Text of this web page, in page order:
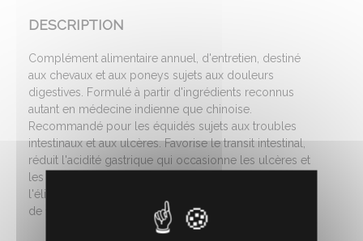
DESCRIPTION
Complément alimentaire annuel, d'entretien, destiné
aux chevaux et aux poneys sujets aux douleurs
digestives. Formulé à partir d'ingrédients reconnus
autant en médecine indienne que chinoise.
Recommandé pour les équidés sujets aux troubles
intestinaux et aux ulcères. Favorise le transit intestinal,
réduit l'acidité gastrique qui occasionne les ulcères et
les gastrites (inflammations de l'estomac). Favorise
l'élimination des toxines par les reins et le foie. Sachet
de 1,5 kg.